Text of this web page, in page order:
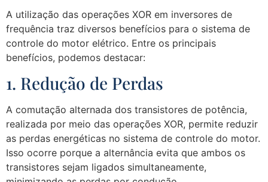
A utilização das operações XOR em inversores de
frequência traz diversos benefícios para o sistema de
controle do motor elétrico. Entre os principais
benefícios, podemos destacar:
1. Redução de Perdas
A comutação alternada dos transistores de potência,
realizada por meio das operações XOR, permite reduzir
as perdas energéticas no sistema de controle do motor.
Isso ocorre porque a alternância evita que ambos os
transistores sejam ligados simultaneamente,